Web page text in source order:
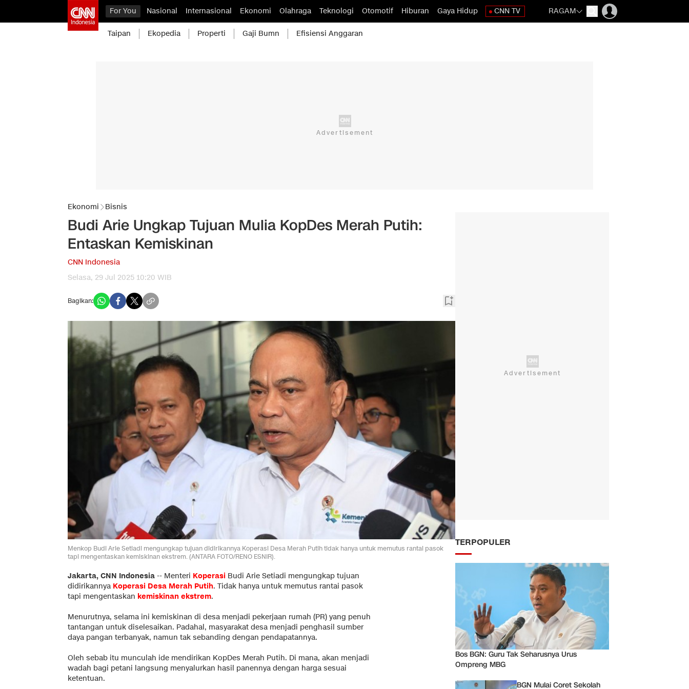
For You Nasional Internasional Ekonomi Olahraga Teknologi Otomotif Hiburan Gaya Hidup CNN TV RAGAM
Taipan Ekopedia Properti Gaji Bumn Efisiensi Anggaran
Ekonomi Bisnis
Budi Arie Ungkap Tujuan Mulia KopDes Merah Putih:
Entaskan Kemiskinan
CNN Indonesia
Selasa, 29 Jul 2025 10:20 WIB
Bagikan:
Menkop Budi Arie Setiadi mengungkap tujuan didirikannya Koperasi Desa Merah Putih tidak hanya untuk memutus rantai pasok
tapi mengentaskan kemiskinan ekstrem. (ANTARA FOTO/RENO ESNIR).
Jakarta, CNN Indonesia -- Menteri Koperasi Budi Arie Setiadi mengungkap tujuan
didirikannya Koperasi Desa Merah Putih. Tidak hanya untuk memutus rantai pasok
tapi mengentaskan kemiskinan ekstrem.
Menurutnya, selama ini kemiskinan di desa menjadi pekerjaan rumah (PR) yang penuh
tantangan untuk diselesaikan. Padahal, masyarakat desa menjadi penghasil sumber
daya pangan terbanyak, namun tak sebanding dengan pendapatannya.
Oleh sebab itu munculah ide mendirikan KopDes Merah Putih. Di mana, akan menjadi
wadah bagi petani langsung menyalurkan hasil panennya dengan harga sesuai
ketentuan.
TERPOPULER
Bos BGN: Guru Tak Seharusnya Urus
Ompreng MBG
BGN Mulai Coret Sekolah